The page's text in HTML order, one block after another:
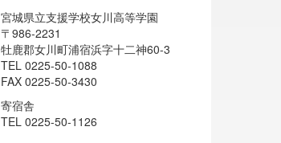
宮城県立支援学校女川高等学園
〒986-2231
牡鹿郡女川町浦宿浜字十二神60-3
TEL 0225-50-1088
FAX 0225-50-3430
寄宿舎
TEL 0225-50-1126